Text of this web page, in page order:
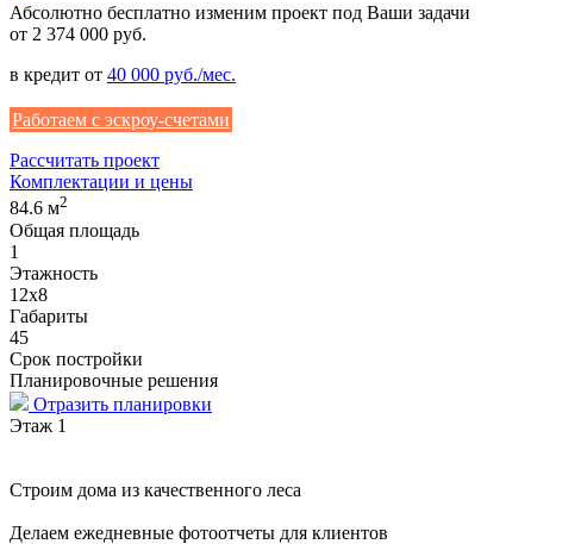
Абсолютно бесплатно изменим проект под Ваши задачи
от 2 374 000 руб.
в кредит от 40 000 руб./мес.
Работаем с эскроу-счетами
Рассчитать проект
Комплектации и цены
84.6 м2
Общая площадь
1
Этажность
12х8
Габариты
45
Срок постройки
Планировочные решения
Отразить планировки
Этаж 1
Строим дома из качественного леса
Делаем ежедневные фотоотчеты для клиентов